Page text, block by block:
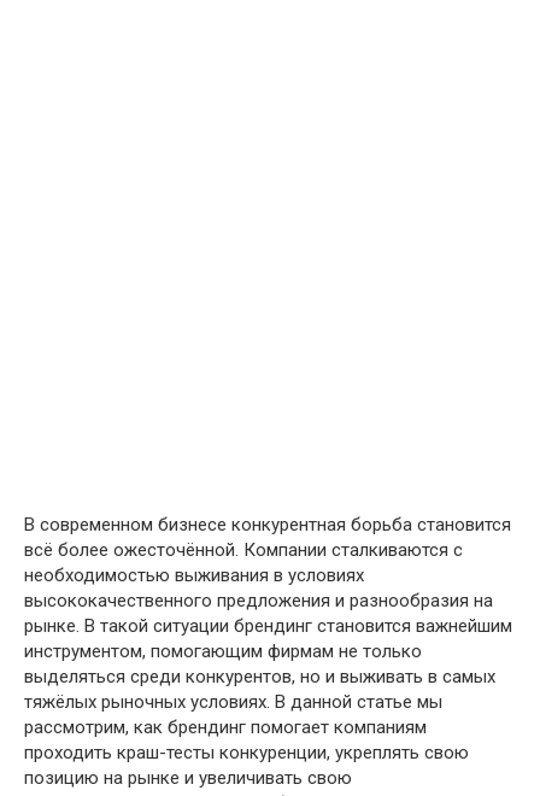
В современном бизнесе конкурентная борьба становится
всё более ожесточённой. Компании сталкиваются с
необходимостью выживания в условиях
высококачественного предложения и разнообразия на
рынке. В такой ситуации брендинг становится важнейшим
инструментом, помогающим фирмам не только
выделяться среди конкурентов, но и выживать в самых
тяжёлых рыночных условиях. В данной статье мы
рассмотрим, как брендинг помогает компаниям
проходить краш-тесты конкуренции, укреплять свою
позицию на рынке и увеличивать свою